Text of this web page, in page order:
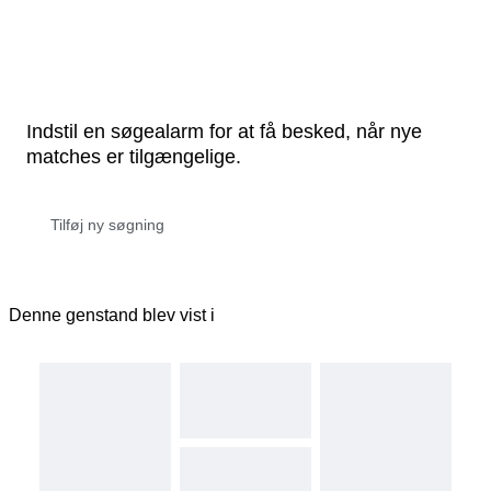
Indstil en søgealarm for at få besked, når nye
matches er tilgængelige.
Denne genstand blev vist i